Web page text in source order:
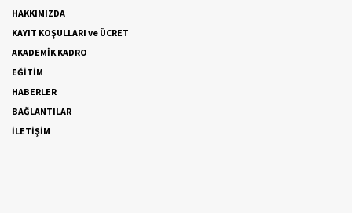
HAKKIMIZDA
KAYIT KOŞULLARI ve ÜCRET
AKADEMİK KADRO
EĞİTİM
HABERLER
BAĞLANTILAR
İLETİŞİM